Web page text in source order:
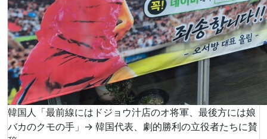
韓国人「最前線にはドジョウ汁店のオ将軍、最後方には娘
バカのクモの手」→ 韓国代表、劇的勝利の立役者たちに賛